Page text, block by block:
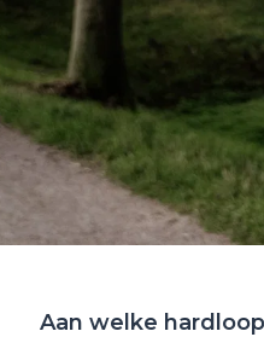
Aan welke